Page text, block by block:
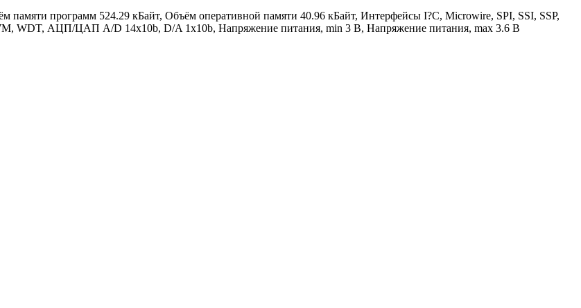
программ 524.29 кБайт, Объём оперативной памяти 40.96 кБайт, Интерфейсы I?C, Microwire, SPI, SSI, SSP,
WDT, АЦП/ЦАП A/D 14x10b, D/A 1x10b, Напряжение питания, min 3 В, Напряжение питания, max 3.6 В